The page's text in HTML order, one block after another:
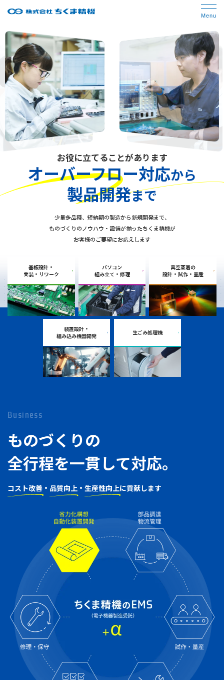
お役に立てることがあります
オーバーフロー対応から
製品開発まで
少量多品種、短納期の製造から新規開発まで、
ものづくりのノウハウ・設備が揃ったちくま精機が
お客様のご要望にお応えします
基板設計・
実装・リワーク
パソコン
組み立て・修理
真空蒸着の
設計・試作・量産
装置設計・
組み込み機器開発
生ごみ処理機
Business
ものづくりの
全行程を一貫して対応。
コスト改善 ・ 品質向上 ・ 生産性向上に貢献します